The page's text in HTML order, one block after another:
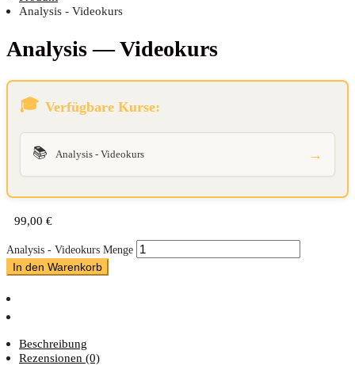
Analysis - Videokurs
Ana­ly­sis — Videokurs
Verfügbare Kurse:
📚 Analysis - Videokurs →
99,00 €
Analysis - Videokurs Menge
In den Warenkorb
Beschreibung
Rezensionen (0)